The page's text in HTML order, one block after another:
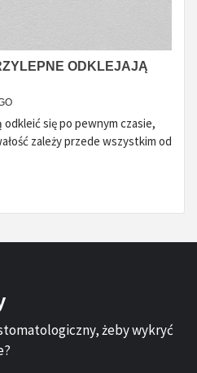
ODKLEJAJĄ
się po pewnym czasie,
zależy przede wszystkim od
żeby wykryć